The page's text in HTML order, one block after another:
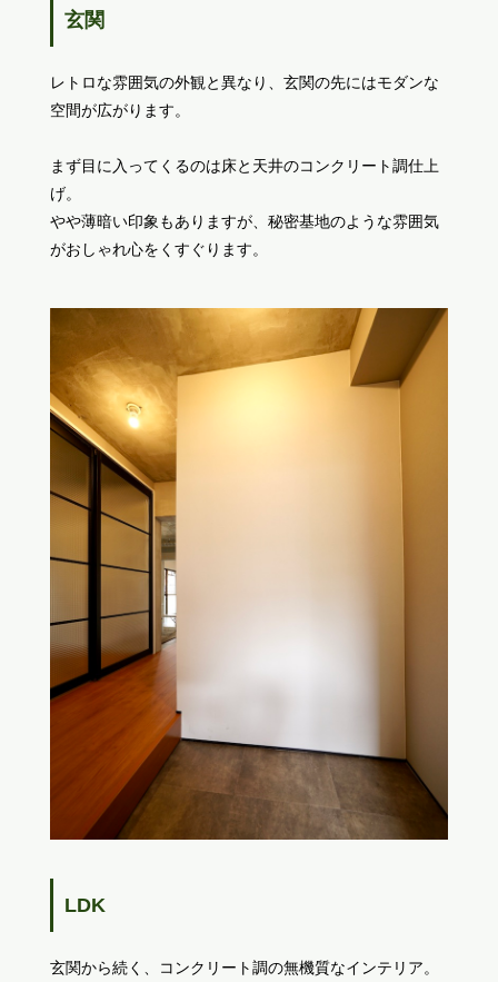
玄関
レトロな雰囲気の外観と異なり、玄関の先にはモダンな
空間が広がります。
まず目に入ってくるのは床と天井のコンクリート調仕上
げ。
やや薄暗い印象もありますが、秘密基地のような雰囲気
がおしゃれ心をくすぐります。
LDK
玄関から続く、コンクリート調の無機質なインテリア。